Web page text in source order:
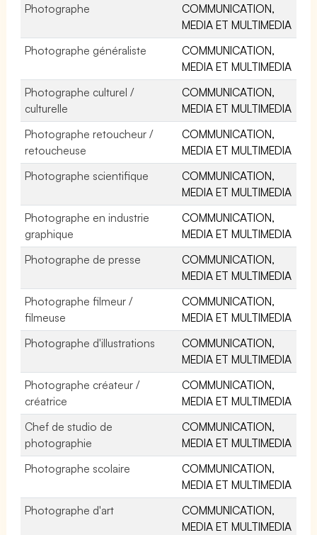
Photographe
COMMUNICATION,
MEDIA ET MULTIMEDIA
Photographe généraliste
COMMUNICATION,
MEDIA ET MULTIMEDIA
Photographe culturel /
culturelle
COMMUNICATION,
MEDIA ET MULTIMEDIA
Photographe retoucheur /
retoucheuse
COMMUNICATION,
MEDIA ET MULTIMEDIA
Photographe scientifique
COMMUNICATION,
MEDIA ET MULTIMEDIA
Photographe en industrie
graphique
COMMUNICATION,
MEDIA ET MULTIMEDIA
Photographe de presse
COMMUNICATION,
MEDIA ET MULTIMEDIA
Photographe filmeur /
filmeuse
COMMUNICATION,
MEDIA ET MULTIMEDIA
Photographe d'illustrations
COMMUNICATION,
MEDIA ET MULTIMEDIA
Photographe créateur /
créatrice
COMMUNICATION,
MEDIA ET MULTIMEDIA
Chef de studio de
photographie
COMMUNICATION,
MEDIA ET MULTIMEDIA
Photographe scolaire
COMMUNICATION,
MEDIA ET MULTIMEDIA
Photographe d'art
COMMUNICATION,
MEDIA ET MULTIMEDIA